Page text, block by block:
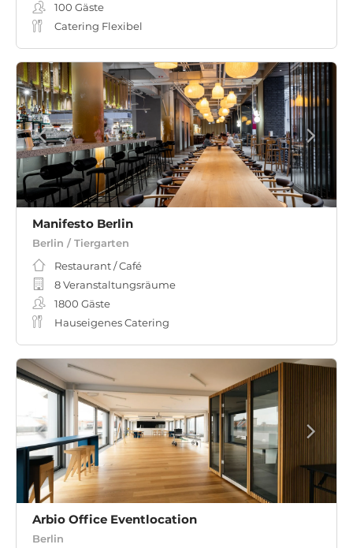
100 Gäste
Catering Flexibel
Manifesto Berlin
Berlin / Tiergarten
Restaurant / Café
8 Veranstaltungsräume
1800 Gäste
Hauseigenes Catering
Arbio Office Eventlocation
Berlin